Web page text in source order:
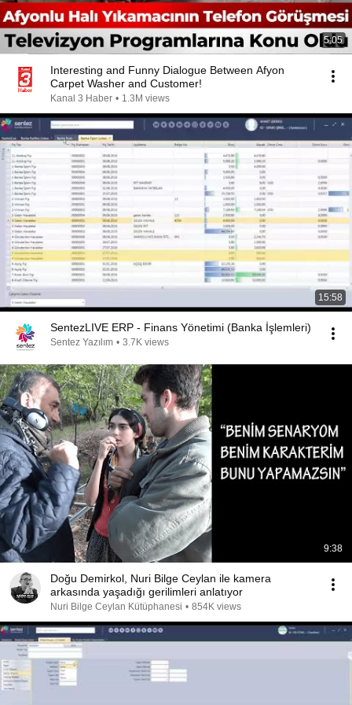
5:05
Interesting and Funny Dialogue Between Afyon
Carpet Washer and Customer!
Kanal 3 Haber • 1.3M views
15:58
SentezLIVE ERP - Finans Yönetimi (Banka İşlemleri)
Sentez Yazılım • 3.7K views
9:38
Doğu Demirkol, Nuri Bilge Ceylan ile kamera
arkasında yaşadığı gerilimleri anlatıyor
Nuri Bilge Ceylan Kütüphanesi • 854K views